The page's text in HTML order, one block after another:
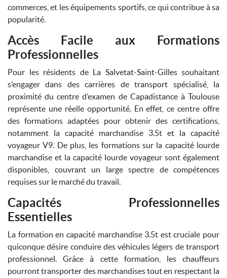
commerces, et les équipements sportifs, ce qui contribue à sa
popularité.
Accès Facile aux Formations
Professionnelles
Pour les résidents de La Salvetat-Saint-Gilles souhaitant
s’engager dans des carrières de transport spécialisé, la
proximité du centre d’examen de Capadistance à Toulouse
représente une réelle opportunité. En effet, ce centre offre
des formations adaptées pour obtenir des certifications,
notamment la capacité marchandise 3.5t et la capacité
voyageur V9. De plus, les formations sur la capacité lourde
marchandise et la capacité lourde voyageur sont également
disponibles, couvrant un large spectre de compétences
requises sur le marché du travail.
Capacités Professionnelles
Essentielles
La formation en capacité marchandise 3.5t est cruciale pour
quiconque désire conduire des véhicules légers de transport
professionnel. Grâce à cette formation, les chauffeurs
pourront transporter des marchandises tout en respectant la